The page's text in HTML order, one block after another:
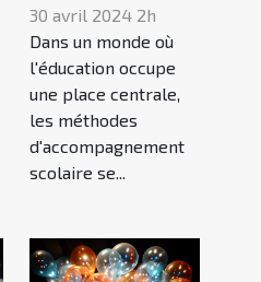
30 avril 2024 2h
Dans un monde où
l'éducation occupe
une place centrale,
les méthodes
d'accompagnement
scolaire se...